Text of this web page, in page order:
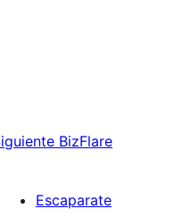
BizFlare
Escaparate